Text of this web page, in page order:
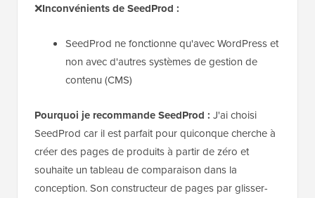
❌Inconvénients de SeedProd :
SeedProd ne fonctionne qu'avec WordPress et
non avec d'autres systèmes de gestion de
contenu (CMS)
Pourquoi je recommande SeedProd : J'ai choisi
SeedProd car il est parfait pour quiconque cherche à
créer des pages de produits à partir de zéro et
souhaite un tableau de comparaison dans la
conception. Son constructeur de pages par glisser-